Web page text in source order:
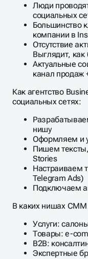
Люди
социальных
Большинство
компании в
Отсутствие
Выглядит, как
Актуальные
канал продаж
Как агентство
социальных сетях:
нишу
Оформляем и
Пишем
Stories
Настраиваем
Telegram Ads)
Подключаем
В каких нишах СММ
Услуги:
Товары: e-
B2B:
Экспертные